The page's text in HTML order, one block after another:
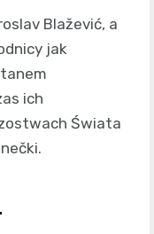
Blažević, a
jak
ich
Świata